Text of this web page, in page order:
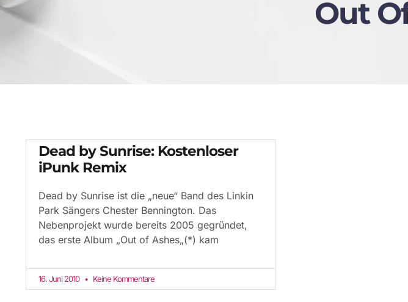
Out
Dead by Sunrise: Kostenloser
iPunk Remix
Dead by Sunrise ist die „neue“ Band des Linkin
Park Sängers Chester Bennington. Das
Nebenprojekt wurde bereits 2005 gegründet,
das erste Album „Out of Ashes„(*) kam
16. Juni 2010 Keine Kommentare